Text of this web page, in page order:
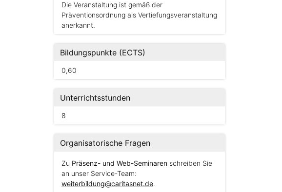
Die Veranstaltung ist gemäß der
Präventionsordnung als Vertiefungsveranstaltung
anerkannt.
Bildungspunkte (ECTS)
0,60
Unterrichtsstunden
8
Organisatorische Fragen
Zu Präsenz- und Web-Seminaren schreiben Sie
an unser Service-Team:
weiterbildung@caritasnet.de.